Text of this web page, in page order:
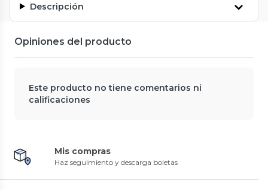
Descripción
Opiniones del producto
Este producto no tiene comentarios ni
calificaciones
Mis compras
Haz seguimiento y descarga boletas